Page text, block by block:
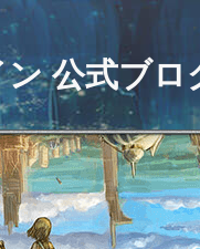
公式ブロ